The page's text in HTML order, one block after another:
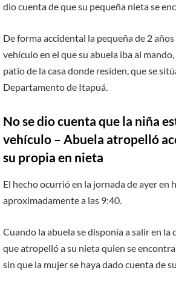
dio cuenta de que su pequeña nieta se
De forma accidental la pequeña de 2
vehículo en el que su abuela iba al
patio de la casa donde residen, que se
Departamento de Itapuá.
No se dio cuenta que la niña
vehículo – Abuela atropelló
su propia en nieta
El hecho ocurrió en la jornada de ayer en
aproximadamente a las 9:40.
Cuando la abuela se disponía a salir en la
que atropelló a su nieta quien se
sin que la mujer se haya dado cuenta de